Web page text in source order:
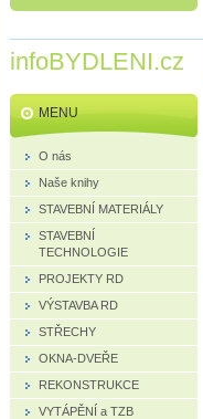
infoBYDLENI.cz
MENU
O nás
Naše knihy
STAVEBNÍ MATERIÁLY
STAVEBNÍ
TECHNOLOGIE
PROJEKTY RD
VÝSTAVBA RD
STŘECHY
OKNA-DVEŘE
REKONSTRUKCE
VYTÁPĚNÍ a TZB